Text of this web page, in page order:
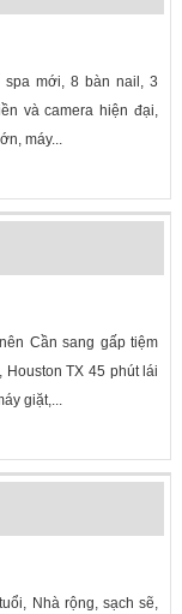
spa mới, 8 bàn nail, 3
và camera hiện đại,
máy...
Cần sang gấp tiệm
Houston TX 45 phút lái
giặt,...
Nhà rộng, sạch sẽ,